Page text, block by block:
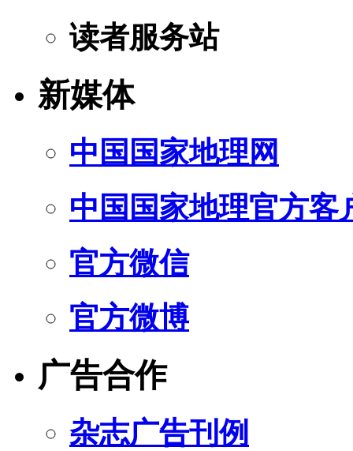
读者服务站
新媒体
中国国家地理网
中国国家地理官方客
官方微信
官方微博
广告合作
杂志广告刊例